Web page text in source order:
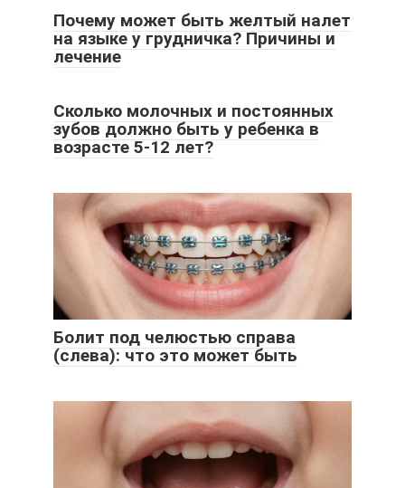
Почему может быть желтый налет
на языке у грудничка? Причины и
лечение
Сколько молочных и постоянных
зубов должно быть у ребенка в
возрасте 5-12 лет?
Болит под челюстью справа
(слева): что это может быть